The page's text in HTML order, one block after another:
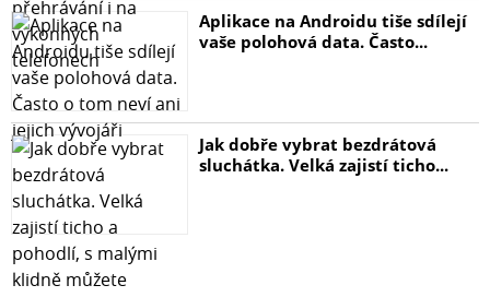
Aplikace na Androidu tiše sdílejí
vaše polohová data. Často...
Jak dobře vybrat bezdrátová
sluchátka. Velká zajistí ticho...